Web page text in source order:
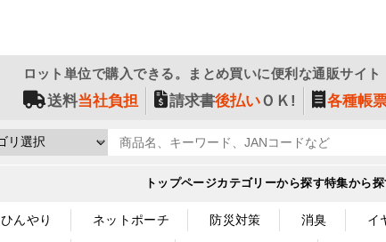
ロット単位で購入できる。まとめ買いに便利な通販サイト
送料当社負担 請求書後払いＯＫ! 各種帳
トップページカテゴリーから探す特集から探
ひんやり ネットポーチ 防災対策 消臭 イ